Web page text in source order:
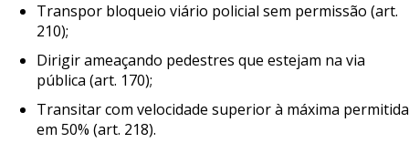
Transpor bloqueio viário policial sem permissão (art.
210);
Dirigir ameaçando pedestres que estejam na via
pública (art. 170);
Transitar com velocidade superior à máxima permitida
em 50% (art. 218).